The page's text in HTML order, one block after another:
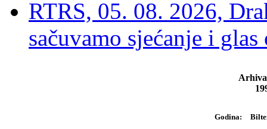
RTRS, 05. 08. 2026,
sačuvamo sjećanje i
Godina: